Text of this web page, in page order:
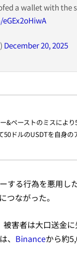
a wallet with the
December 20, 2025
&ペーストのミスによ
50ドルのUSDTを自身
する行為を悪用し
つながった。
害者は大口送金
、 Binanceから約